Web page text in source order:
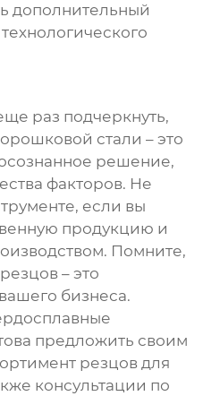
дополнительный
раз подчеркнуть,
стали – это
решение,
факторов. Не
если вы
продукцию и
Помните,
– это
бизнеса.
предложить своим
резцов для
консультации по